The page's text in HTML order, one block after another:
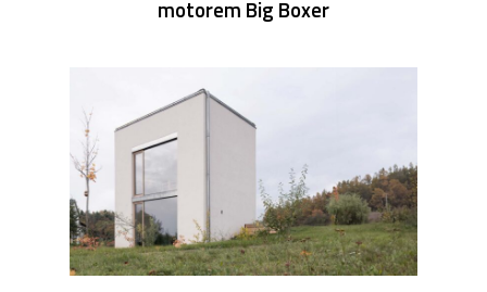
motorem Big Boxer